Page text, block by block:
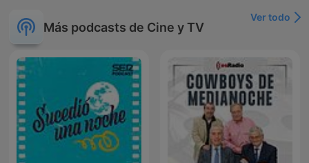
Más podcasts de Cine y TV
Ver todo